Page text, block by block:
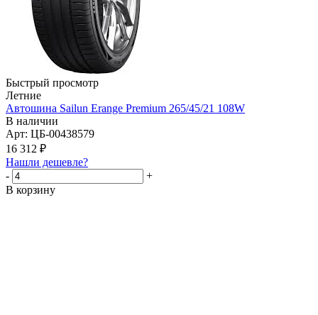
Быстрый просмотр
Летние
Автошина Sailun Erange Premium 265/45/21 108W
В наличии
Арт: ЦБ-00438579
16 312 ₽
Нашли дешевле?
-
+
В корзину